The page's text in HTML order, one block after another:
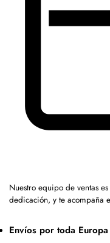
Nuestro equipo de ventas
dedicación, y te acompaña
Envíos por toda Europa